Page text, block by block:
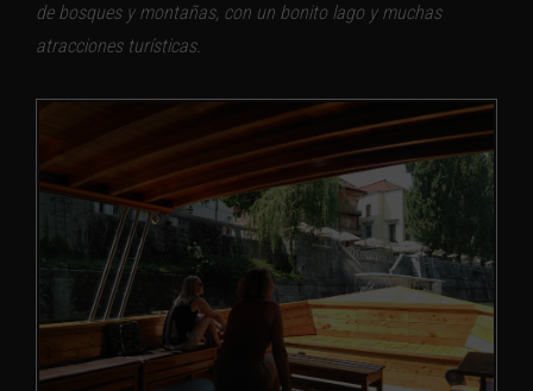
de bosques y montañas, con un bonito lago y muchas
atracciones turísticas.